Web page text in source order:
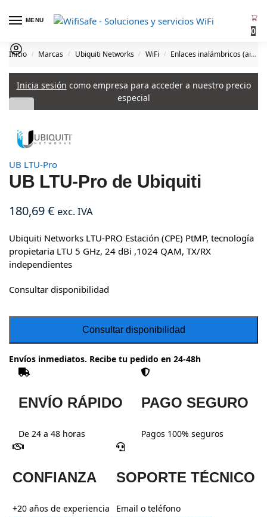
MENU
0
Inicio / Marcas / Ubiquiti Networks / WiFi / Enlaces inalámbricos (airMAX)
Inicia sesión como empresa para acceder a nuestro precio
especial
UB LTU-Pro
UB LTU-Pro de Ubiquiti
180,69€ exc. IVA
Ubiquiti Networks LTU-PRO Estación (CPE) PtMP, tecnología
propietaria LTU 5 GHz, 24 dBi ,1024 QAM, TX/RX
independientes
Consultar disponibilidad
Envíos inmediatos. Recibe tu pedido en 24-48h
ENVÍO RÁPIDO
De 24 a 48 horas
PAGO SEGURO
Pagos 100% seguros
CONFIANZA
+20 años de experiencia
SOPORTE TÉCNICO
Email o teléfono